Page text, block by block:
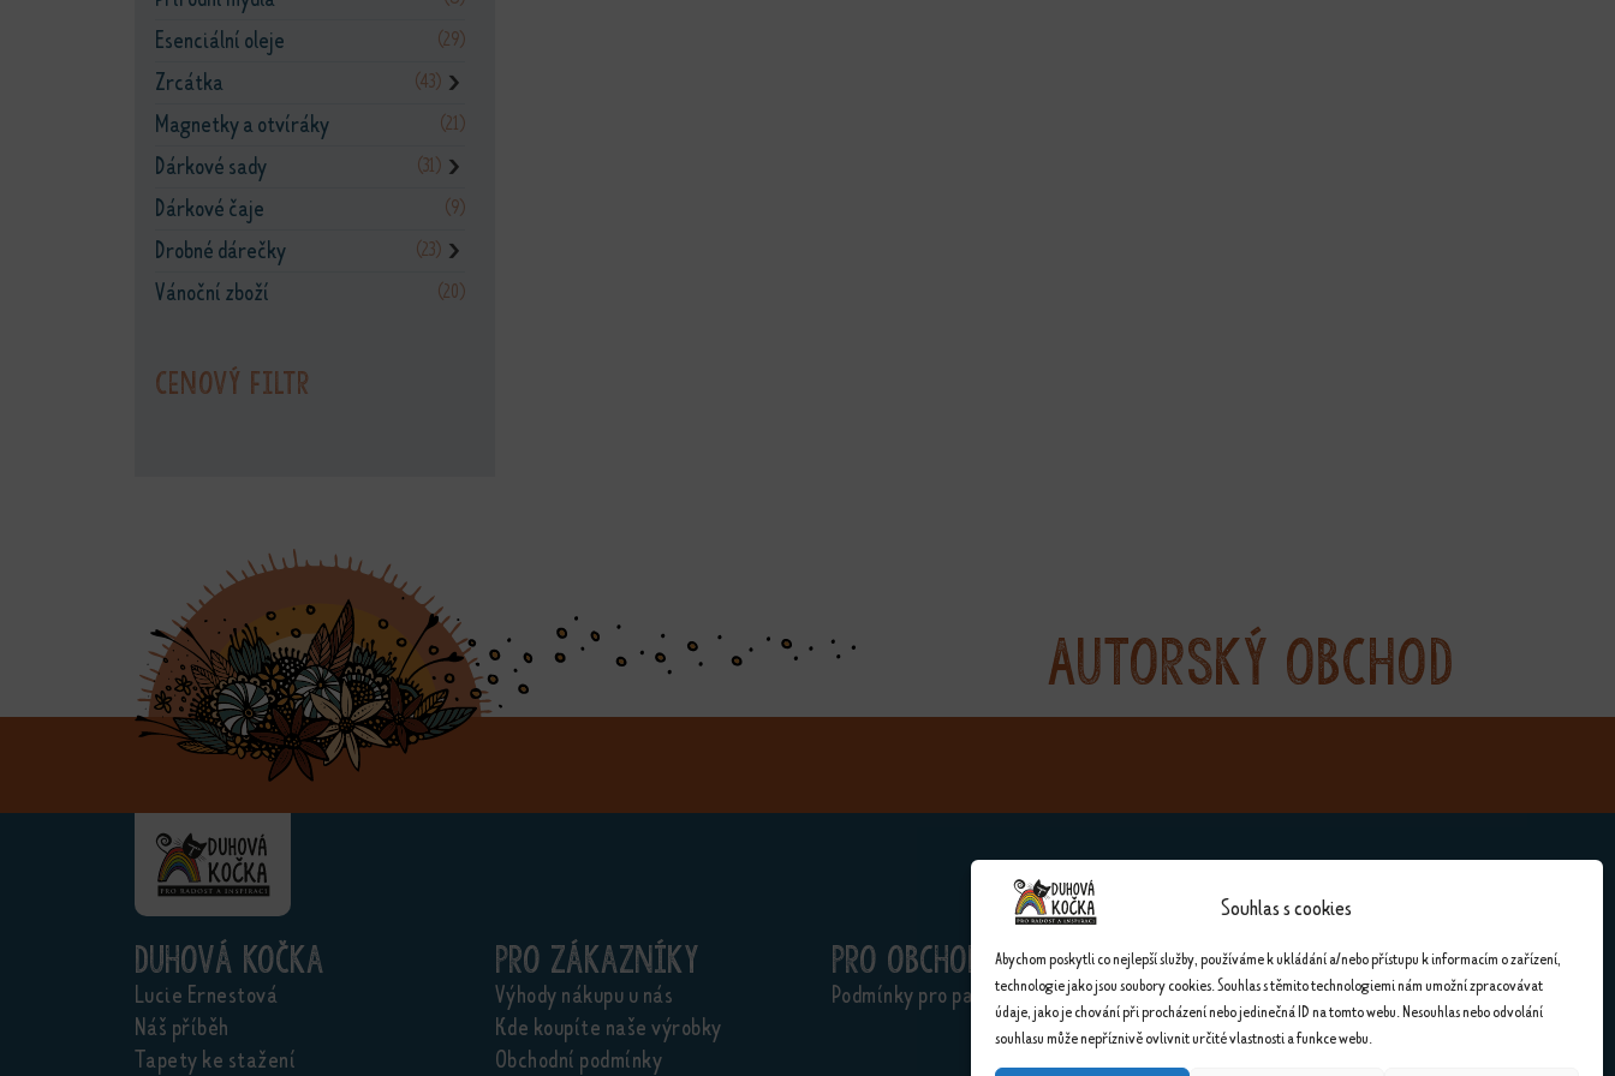
Souhlas s cookies
Abychom poskytli co nejlepší služby, používáme k ukládání a/nebo přístupu k informacím o zařízení,
technologie jako jsou soubory cookies. Souhlas s těmito technologiemi nám umožní zpracovávat
údaje, jako je chování při procházení nebo jedinečná ID na tomto webu. Nesouhlas nebo odvolání
souhlasu může nepříznivě ovlivnit určité vlastnosti a funkce webu.
Esenciální oleje (29)
Zrcátka (43) ❯
Magnetky a otvíráky (21)
Dárkové sady (31) ❯
Dárkové čaje (9)
Drobné dárečky (23) ❯
Vánoční zboží (20)
Cenový filtr
Autorský obchod
Duhová kočka
Lucie Ernestová
Náš příběh
Tapety ke stažení
Pro zákazníky
Výhody nákupu u nás
Kde koupíte naše výrobky
Obchodní podmínky
Pro obchodníky
Podmínky pro partnery
Kontakty
Kontakty